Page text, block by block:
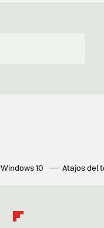
10 Atajos del